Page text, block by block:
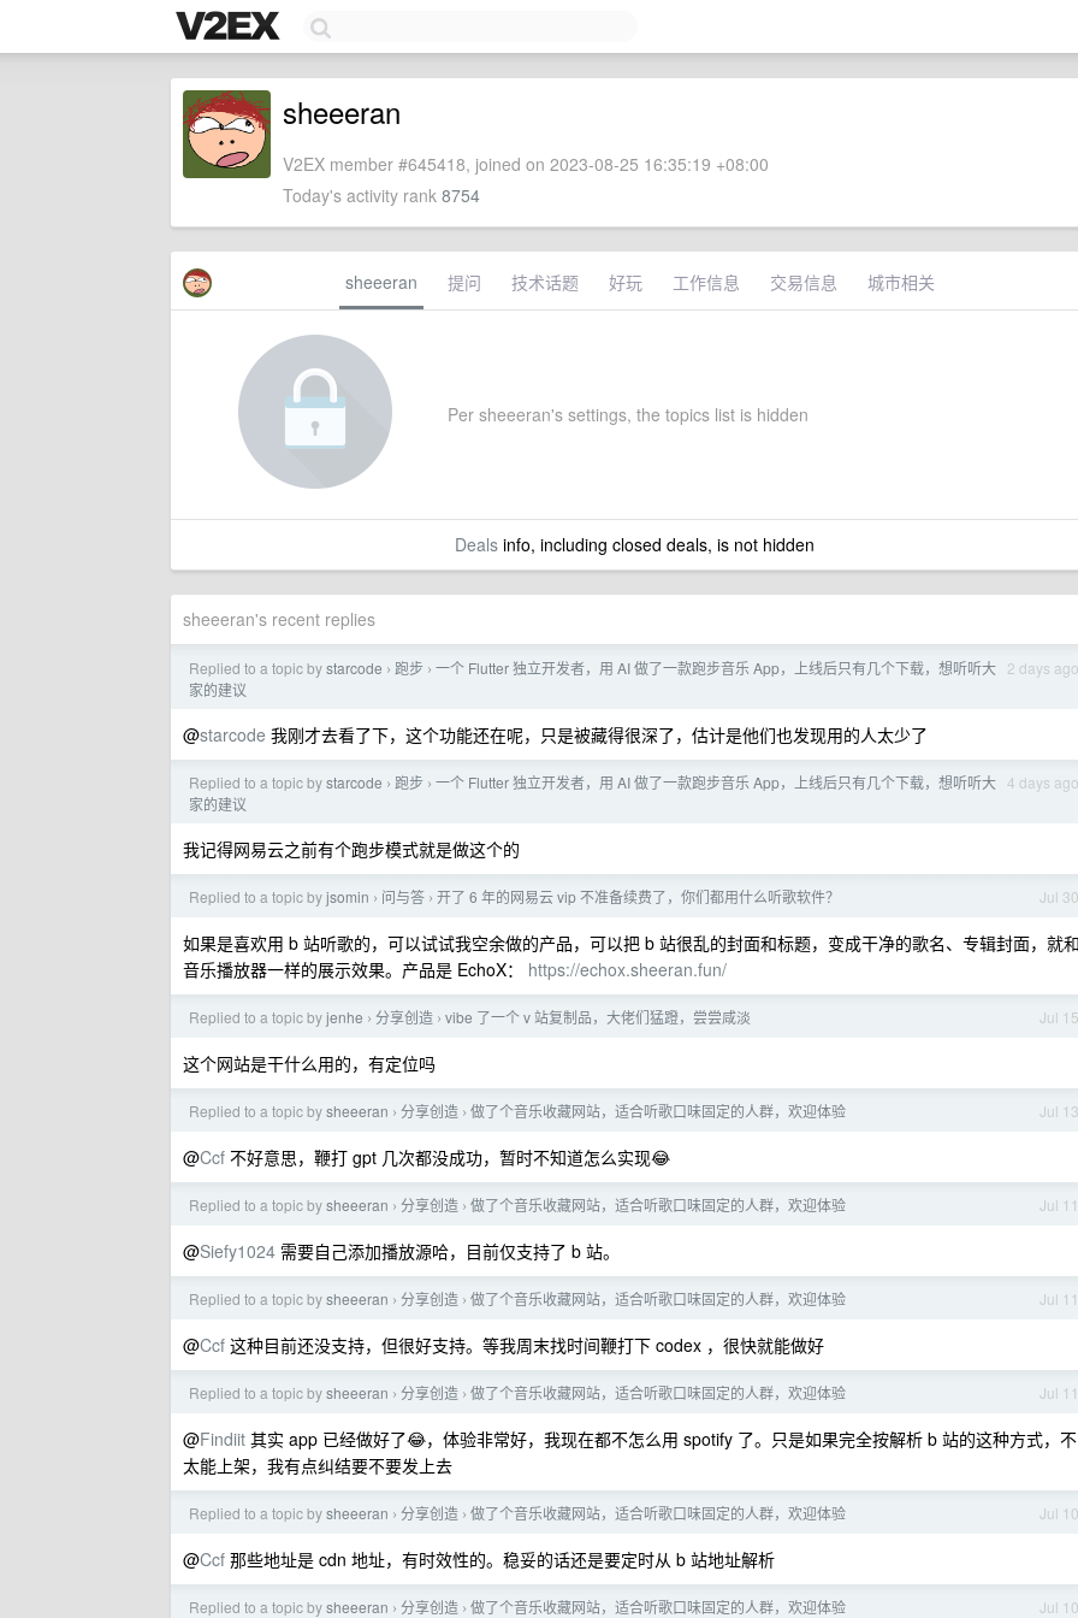
sheeeran
V2EX member #645418, joined on 2023-08-25 16:35:19 +08:00
Today's activity rank 8754
sheeeran 提问 技术话题 好玩 工作信息 交易信息 城市相关
Per sheeeran's settings, the topics list is hidden
Dealsinfo, including closed deals, is not hidden
sheeeran's recent replies
2 days ago
Replied to a topic bystarcode › 跑步 › 一个 Flutter 独立开发者，用 AI 做了一款跑步音乐 App，上线后只有几个下载，想听听大
家的建议
@starcode 我刚才去看了下，这个功能还在呢，只是被藏得很深了，估计是他们也发现用的人太少了
4 days ago
Replied to a topic bystarcode › 跑步 › 一个 Flutter 独立开发者，用 AI 做了一款跑步音乐 App，上线后只有几个下载，想听听大
家的建议
我记得网易云之前有个跑步模式就是做这个的
Jul 30
Replied to a topic byjsomin › 问与答 › 开了 6 年的网易云 vip 不准备续费了，你们都用什么听歌软件？
如果是喜欢用 b 站听歌的，可以试试我空余做的产品，可以把 b 站很乱的封面和标题，变成干净的歌名、专辑封面，就和
音乐播放器一样的展示效果。产品是 EchoX： https://echox.sheeran.fun/
Jul 15
Replied to a topic byjenhe › 分享创造 › vibe 了一个 v 站复制品，大佬们猛蹬，尝尝咸淡
这个网站是干什么用的，有定位吗
Jul 13
Replied to a topic bysheeeran › 分享创造 › 做了个音乐收藏网站，适合听歌口味固定的人群，欢迎体验
@Ccf 不好意思，鞭打 gpt 几次都没成功，暂时不知道怎么实现😂
Jul 11
Replied to a topic bysheeeran › 分享创造 › 做了个音乐收藏网站，适合听歌口味固定的人群，欢迎体验
@Siefy1024 需要自己添加播放源哈，目前仅支持了 b 站。
Jul 11
Replied to a topic bysheeeran › 分享创造 › 做了个音乐收藏网站，适合听歌口味固定的人群，欢迎体验
@Ccf 这种目前还没支持，但很好支持。等我周末找时间鞭打下 codex ，很快就能做好
Jul 11
Replied to a topic bysheeeran › 分享创造 › 做了个音乐收藏网站，适合听歌口味固定的人群，欢迎体验
@Findiit 其实 app 已经做好了😂，体验非常好，我现在都不怎么用 spotify 了。只是如果完全按解析 b 站的这种方式，不
太能上架，我有点纠结要不要发上去
Jul 10
Replied to a topic bysheeeran › 分享创造 › 做了个音乐收藏网站，适合听歌口味固定的人群，欢迎体验
@Ccf 那些地址是 cdn 地址，有时效性的。稳妥的话还是要定时从 b 站地址解析
Jul 10
Replied to a topic bysheeeran › 分享创造 › 做了个音乐收藏网站，适合听歌口味固定的人群，欢迎体验